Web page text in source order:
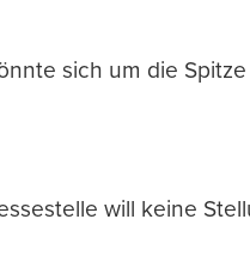
sich um die
will keine